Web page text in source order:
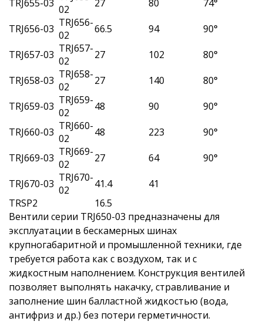
TRJ655-03 02
27 80
74°
TRJ656-03 TRJ656-
02
66.5 94
90°
TRJ657-03 TRJ657-
02
27 102
80°
TRJ658-03 TRJ658-
02
27 140
80°
TRJ659-03 TRJ659-
02
48 90
90°
TRJ660-03 TRJ660-
02
48 223
90°
TRJ669-03 TRJ669-
02
27 64
90°
TRJ670-03 TRJ670-
02
41.4
41
TRSP2
16.5
Вентили серии TRJ650-03 предназначены для
эксплуатации в бескамерных шинах
крупногабаритной и промышленной техники, где
требуется работа как с воздухом, так и с
жидкостным наполнением. Конструкция вентилей
позволяет выполнять накачку, стравливание и
заполнение шин балластной жидкостью (вода,
антифриз и др.) без потери герметичности.